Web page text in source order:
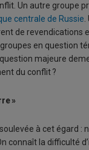
Un autre groupe
centrale de Russie
de revendications
en question
majeure
du conflit ?
»
à cet égard :
connaît la difficulté